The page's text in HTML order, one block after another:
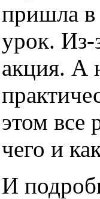
пришла в
урок. Из-
акция. А
этом все
чего и
И